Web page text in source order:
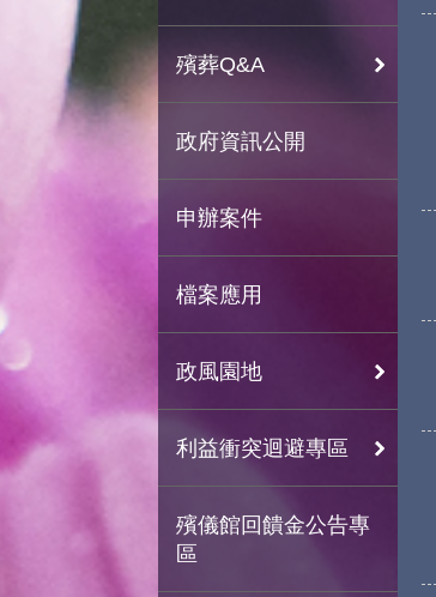
殯葬Q&A
政府資訊公開
申辦案件
檔案應用
政風園地
利益衝突迴避專區
殯儀館回饋金公告專
區